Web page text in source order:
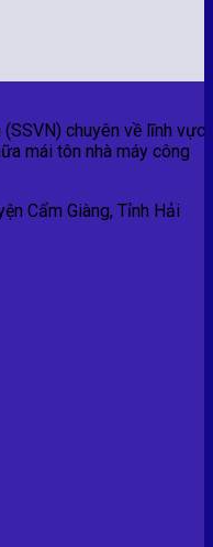
chuyên về lĩnh vực
mái tôn nhà máy công
Cẩm Giàng, Tỉnh Hải